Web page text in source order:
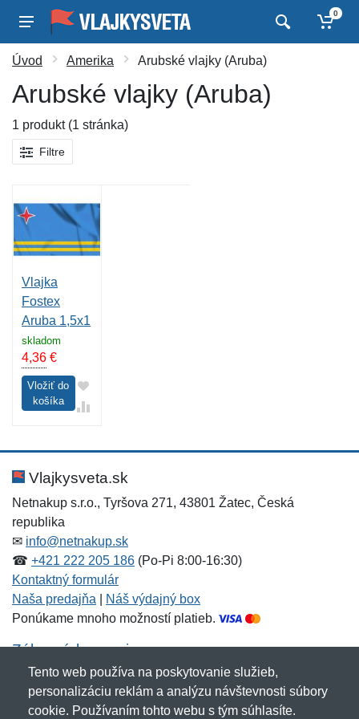
0
Úvod Amerika Arubské vlajky (Aruba)
Arubské vlajky (Aruba)
1 produkt (1 stránka)
Filtre
Vlajka
Fostex
Aruba 1,5x1
m
skladom
4,36 €
Vložiť do
košíka
Vlajkysveta.sk
Netnakup s.r.o., Tyršova 271, 43801 Žatec, Česká
republika
✉ info@netnakup.sk
☎ +421 222 205 186 (Po-Pi 8:00-16:30)
Kontaktný formulár
Naša predajňa
Náš výdajný box
Ponúkame mnoho možností platieb.
Zákaznícky servis
Novinky emailom
Tento web používa na poskytovanie služieb,
personalizáciu reklám a analýzu návštevnosti súbory
cookie. Používaním tohto webu s tým súhlasíte.